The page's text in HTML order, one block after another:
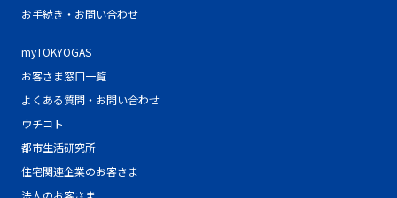
お手続き・お問い合わせ
myTOKYOGAS
お客さま窓口一覧
よくある質問・お問い合わせ
ウチコト
都市生活研究所
住宅関連企業のお客さま